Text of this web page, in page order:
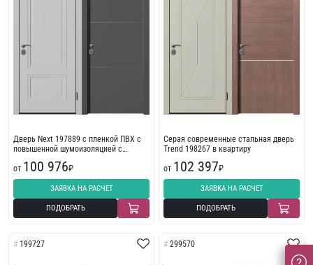
Дверь Next 197889 с пленкой ПВХ с
повышенной шумоизоляцией с
от 100 976₽
ЗАЯВКА НА РАСЧЕТ
ПОДОБРАТЬ
Серая современные стальная дверь
Trend 198267 в квартиру
от 102 397₽
ЗАЯВКА НА РАСЧЕТ
ПОДОБРАТЬ
199727 299570